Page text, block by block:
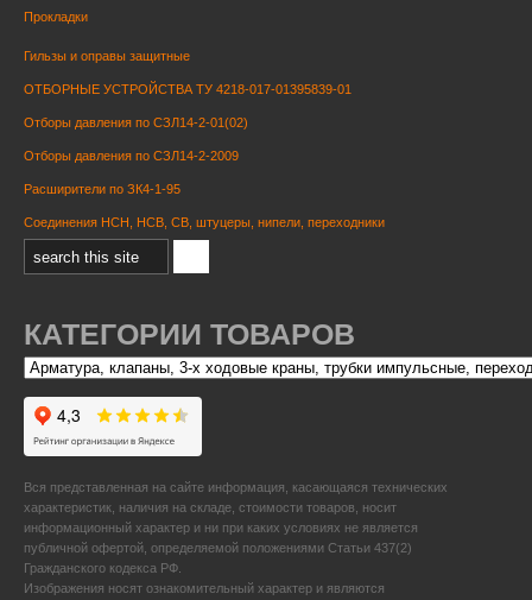
Прокладки
Гильзы и оправы защитные
ОТБОРНЫЕ УСТРОЙСТВА ТУ 4218-017-01395839-01
Отборы давления по СЗЛ14-2-01(02)
Отборы давления по СЗЛ14-2-2009
Расширители по ЗК4-1-95
Соединения НСН, НСВ, СВ, штуцеры, нипели, переходники
КАТЕГОРИИ ТОВАРОВ
Вся представленная на сайте информация, касающаяся технических
характеристик, наличия на складе, стоимости товаров, носит
информационный характер и ни при каких условиях не является
публичной офертой, определяемой положениями Статьи 437(2)
Гражданского кодекса РФ.
Изображения носят ознакомительный характер и являются